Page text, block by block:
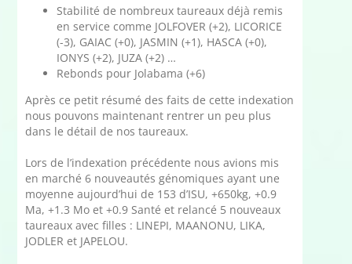
Stabilité de nombreux taureaux déjà remis
en service comme JOLFOVER (+2), LICORICE
(-3), GAIAC (+0), JASMIN (+1), HASCA (+0),
IONYS (+2), JUZA (+2) …
Rebonds pour Jolabama (+6)
Après ce petit résumé des faits de cette indexation
nous pouvons maintenant rentrer un peu plus
dans le détail de nos taureaux.
Lors de l’indexation précédente nous avions mis
en marché 6 nouveautés génomiques ayant une
moyenne aujourd’hui de 153 d’ISU, +650kg, +0.9
Ma, +1.3 Mo et +0.9 Santé et relancé 5 nouveaux
taureaux avec filles : LINEPI, MAANONU, LIKA,
JODLER et JAPELOU.